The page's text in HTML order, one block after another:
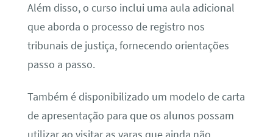
Além disso, o curso inclui uma aula adicional
que aborda o processo de registro nos
tribunais de justiça, fornecendo orientações
passo a passo.
Também é disponibilizado um modelo de carta
de apresentação para que os alunos possam